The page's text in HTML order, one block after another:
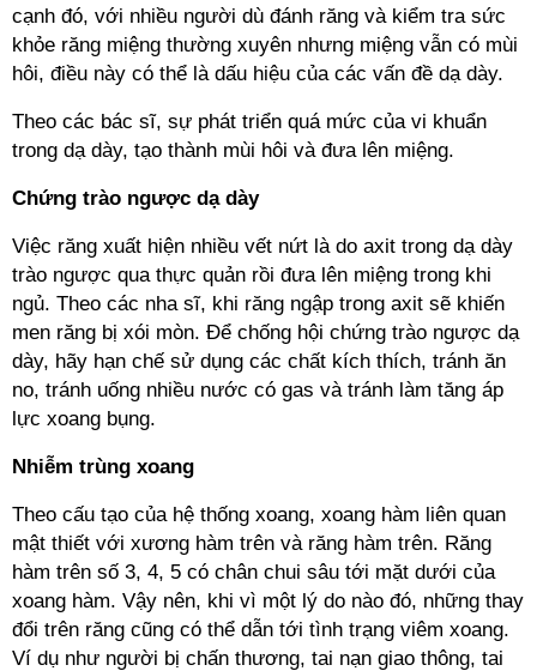
cạnh đó, với nhiều người dù đánh răng và kiểm tra sức
khỏe răng miệng thường xuyên nhưng miệng vẫn có mùi
hôi, điều này có thể là dấu hiệu của các vấn đề dạ dày.
Theo các bác sĩ, sự phát triển quá mức của vi khuẩn
trong dạ dày, tạo thành mùi hôi và đưa lên miệng.
Chứng trào ngược dạ dày
Việc răng xuất hiện nhiều vết nứt là do axit trong dạ dày
trào ngược qua thực quản rồi đưa lên miệng trong khi
ngủ. Theo các nha sĩ, khi răng ngập trong axit sẽ khiến
men răng bị xói mòn. Để chống hội chứng trào ngược dạ
dày, hãy hạn chế sử dụng các chất kích thích, tránh ăn
no, tránh uống nhiều nước có gas và tránh làm tăng áp
lực xoang bụng.
Nhiễm trùng xoang
Theo cấu tạo của hệ thống xoang, xoang hàm liên quan
mật thiết với xương hàm trên và răng hàm trên. Răng
hàm trên số 3, 4, 5 có chân chui sâu tới mặt dưới của
xoang hàm. Vậy nên, khi vì một lý do nào đó, những thay
đổi trên răng cũng có thể dẫn tới tình trạng viêm xoang.
Ví dụ như người bị chấn thương, tai nạn giao thông, tai